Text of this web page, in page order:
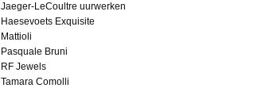
Jaeger-LeCoultre uurwerken
Haesevoets Exquisite
Mattioli
Pasquale Bruni
RF Jewels
Tamara Comolli